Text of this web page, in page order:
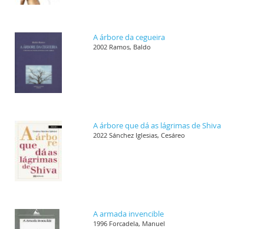
A árbore da cegueira
2002 Ramos, Baldo
A árbore que dá as lágrimas de Shiva
2022 Sánchez Iglesias, Cesáreo
A armada invencible
1996 Forcadela, Manuel